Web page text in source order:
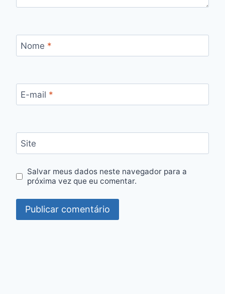
Nome *
E-mail *
Site
Salvar meus dados neste navegador para a
próxima vez que eu comentar.